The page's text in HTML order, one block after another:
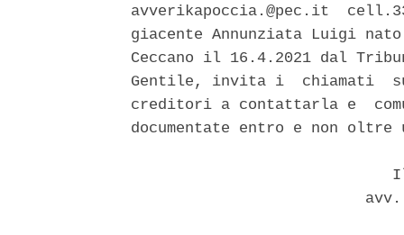
avverikapoccia.@pec.it
giacente Annunziata Luigi
Ceccano il 16.4.2021 dal
Gentile, invita i  chiamati
creditori a contattarla e
documentate entro e non